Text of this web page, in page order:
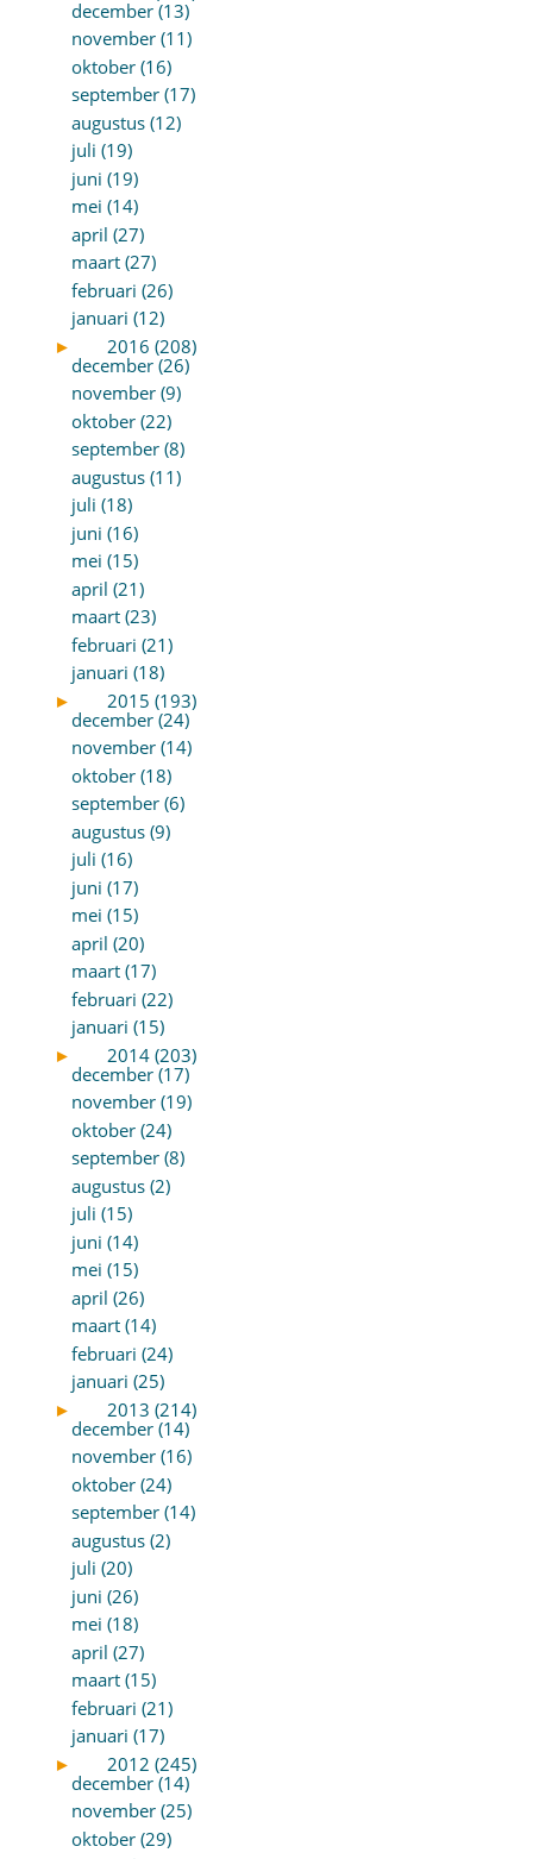
december (13)
november (11)
oktober (16)
september (17)
augustus (12)
juli (19)
juni (19)
mei (14)
april (27)
maart (27)
februari (26)
januari (12)
►
2016 (208)
december (26)
november (9)
oktober (22)
september (8)
augustus (11)
juli (18)
juni (16)
mei (15)
april (21)
maart (23)
februari (21)
januari (18)
►
2015 (193)
december (24)
november (14)
oktober (18)
september (6)
augustus (9)
juli (16)
juni (17)
mei (15)
april (20)
maart (17)
februari (22)
januari (15)
►
2014 (203)
december (17)
november (19)
oktober (24)
september (8)
augustus (2)
juli (15)
juni (14)
mei (15)
april (26)
maart (14)
februari (24)
januari (25)
►
2013 (214)
december (14)
november (16)
oktober (24)
september (14)
augustus (2)
juli (20)
juni (26)
mei (18)
april (27)
maart (15)
februari (21)
januari (17)
►
2012 (245)
december (14)
november (25)
oktober (29)